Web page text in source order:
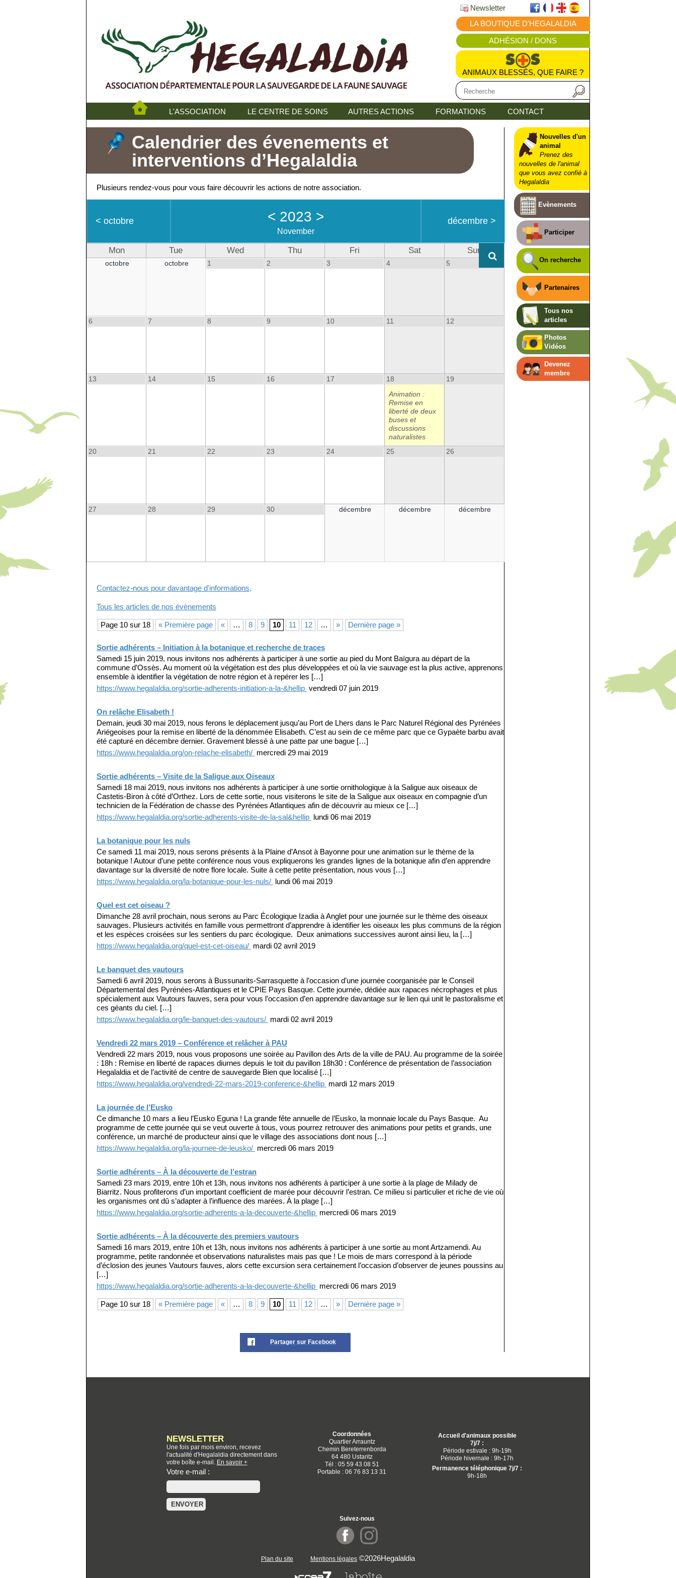
Newsletter
LA BOUTIQUE D'HEGALALDIA
ADHÉSION / DONS
ANIMAUX BLESSÉS, QUE FAIRE ?
L'ASSOCIATION LE CENTRE DE SOINS AUTRES ACTIONS FORMATIONS CONTACT
Calendrier des évenements et
interventions d’Hegalaldia
Plusieurs rendez-vous pour vous faire découvrir les actions de notre association.
< octobre < 2023 >
November
décembre>
Mon Tue Wed Thu Fri Sat Sun
octobre octobre 1 2 3 4 5
6 7 8 9 10 11 12
13 14 15 16 17
18
Animation :
Remise en
liberté de deux
buses et
discussions
naturalistes
19
20 21 22 23 24 25 26
27 28 29 30 décembre décembre décembre
Contactez-nous pour davantage d'informations,
Tous les articles de nos évènements
Page 10 sur 18 « Première page « … 8 9 10 11 12 … » Dernière page »
Sortie adhérents – Initiation à la botanique et recherche de traces
Samedi 15 juin 2019, nous invitons nos adhérents à participer à une sortie au pied du Mont Baïgura au départ de la
commune d’Ossès. Au moment où la végétation est des plus développées et où la vie sauvage est la plus active, apprenons
ensemble à identifier la végétation de notre région et à repérer les […]
https://www.hegalaldia.org/sortie-adherents-initiation-a-la-&hellip vendredi 07 juin 2019
On relâche Elisabeth !
Demain, jeudi 30 mai 2019, nous ferons le déplacement jusqu’au Port de Lhers dans le Parc Naturel Régional des Pyrénées
Ariégeoises pour la remise en liberté de la dénommée Elisabeth. C’est au sein de ce même parc que ce Gypaète barbu avait
été capturé en décembre dernier. Gravement blessé à une patte par une bague […]
https://www.hegalaldia.org/on-relache-elisabeth/ mercredi 29 mai 2019
Sortie adhérents – Visite de la Saligue aux Oiseaux
Samedi 18 mai 2019, nous invitons nos adhérents à participer à une sortie ornithologique à la Saligue aux oiseaux de
Castetis-Biron à côté d’Orthez. Lors de cette sortie, nous visiterons le site de la Saligue aux oiseaux en compagnie d’un
technicien de la Fédération de chasse des Pyrénées Atlantiques afin de découvrir au mieux ce […]
https://www.hegalaldia.org/sortie-adherents-visite-de-la-sal&hellip
lundi 06 mai 2019
La botanique pour les nuls
Ce samedi 11 mai 2019, nous serons présents à la Plaine d’Ansot à Bayonne pour une animation sur le thème de la
botanique ! Autour d’une petite conférence nous vous expliquerons les grandes lignes de la botanique afin d’en apprendre
davantage sur la diversité de notre flore locale. Suite à cette petite présentation, nous vous […]
https://www.hegalaldia.org/la-botanique-pour-les-nuls/
lundi 06 mai 2019
Quel est cet oiseau ?
Dimanche 28 avril prochain, nous serons au Parc Écologique Izadia à Anglet pour une journée sur le thème des oiseaux
sauvages. Plusieurs activités en famille vous permettront d’apprendre à identifier les oiseaux les plus communs de la région
et les espèces croisées sur les sentiers du parc écologique. Deux animations successives auront ainsi lieu, la […]
https://www.hegalaldia.org/quel-est-cet-oiseau/ mardi 02 avril 2019
Le banquet des vautours
Samedi 6 avril 2019, nous serons à Bussunarits-Sarrasquette à l’occasion d’une journée coorganisée par le Conseil
Départemental des Pyrénées-Atlantiques et le CPIE Pays Basque. Cette journée, dédiée aux rapaces nécrophages et plus
spécialement aux Vautours fauves, sera pour vous l’occasion d’en apprendre davantage sur le lien qui unit le pastoralisme et
ces géants du ciel. […]
https://www.hegalaldia.org/le-banquet-des-vautours/ mardi 02 avril 2019
Vendredi 22 mars 2019 – Conférence et relâcher à PAU
Vendredi 22 mars 2019, nous vous proposons une soirée au Pavillon des Arts de la ville de PAU. Au programme de la soirée
: 18h : Remise en liberté de rapaces diurnes depuis le toit du pavillon 18h30 : Conférence de présentation de l’association
Hegalaldia et de l’activité de centre de sauvegarde Bien que localisé […]
https://www.hegalaldia.org/vendredi-22-mars-2019-conference-&hellip mardi 12 mars 2019
La journée de l’Eusko
Ce dimanche 10 mars a lieu l’Eusko Eguna ! La grande fête annuelle de l’Eusko, la monnaie locale du Pays Basque. Au
programme de cette journée qui se veut ouverte à tous, vous pourrez retrouver des animations pour petits et grands, une
conférence, un marché de producteur ainsi que le village des associations dont nous […]
https://www.hegalaldia.org/la-journee-de-leusko/ mercredi 06 mars 2019
Sortie adhérents – À la découverte de l’estran
Samedi 23 mars 2019, entre 10h et 13h, nous invitons nos adhérents à participer à une sortie à la plage de Milady de
Biarritz. Nous profiterons d’un important coefficient de marée pour découvrir l’estran. Ce milieu si particulier et riche de vie où
les organismes ont dû s’adapter à l’influence des marées. À la plage […]
https://www.hegalaldia.org/sortie-adherents-a-la-decouverte-&hellip mercredi 06 mars 2019
Sortie adhérents – À la découverte des premiers vautours
Samedi 16 mars 2019, entre 10h et 13h, nous invitons nos adhérents à participer à une sortie au mont Artzamendi. Au
programme, petite randonnée et observations naturalistes mais pas que ! Le mois de mars correspond à la période
d’éclosion des jeunes Vautours fauves, alors cette excursion sera certainement l’occasion d’observer de jeunes poussins au
[…]
https://www.hegalaldia.org/sortie-adherents-a-la-decouverte-&hellip mercredi 06 mars 2019
Page 10 sur 18 « Première page « … 8 9 10 11 12 … » Dernière page »
Partager sur Facebook
Nouvelles d'un
animal
Prenez des
nouvelles de l'animal
que vous avez confié à
Hegalaldia
Evènements
Participer
On recherche
Partenaires
Tous nos
articles
Photos
Vidéos
Devenez
membre
NEWSLETTER
Une fois par mois environ, recevez
l'actualité d'Hegalaldia directement dans
votre boîte e-mail.
En savoir +
Votre e-mail :
Coordonnées
Quartier Arrauntz
Chemin Bereterrenborda
64 480 Ustaritz
Tél : 05 59 43 08 51
Portable : 06 76 83 13 31
Accueil d'animaux possible
7j/7 :
Période estivale : 9h-19h
Période hivernale : 9h-17h
Permanence téléphonique 7j/7 :
9h-18h
Suivez-nous
Plan du site Mentions légales ©2026Hegalaldia